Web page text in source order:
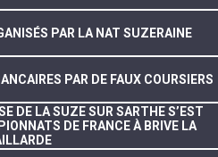
PAR LA NAT SUZERAINE
PAR DE FAUX COURSIERS
DE LA SUZE SUR SARTHE S’EST
DE FRANCE À BRIVE LA